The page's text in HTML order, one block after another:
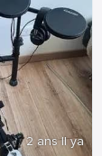
2 ans Il ya